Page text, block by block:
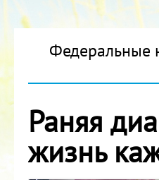
Федеральные
Раняя
жизнь